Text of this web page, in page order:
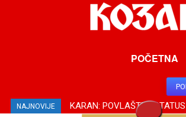
POČETNA
NAJNOVIJE KARAN: POVLAŠTEN
KOVAČEVIĆ: PODRŠKA